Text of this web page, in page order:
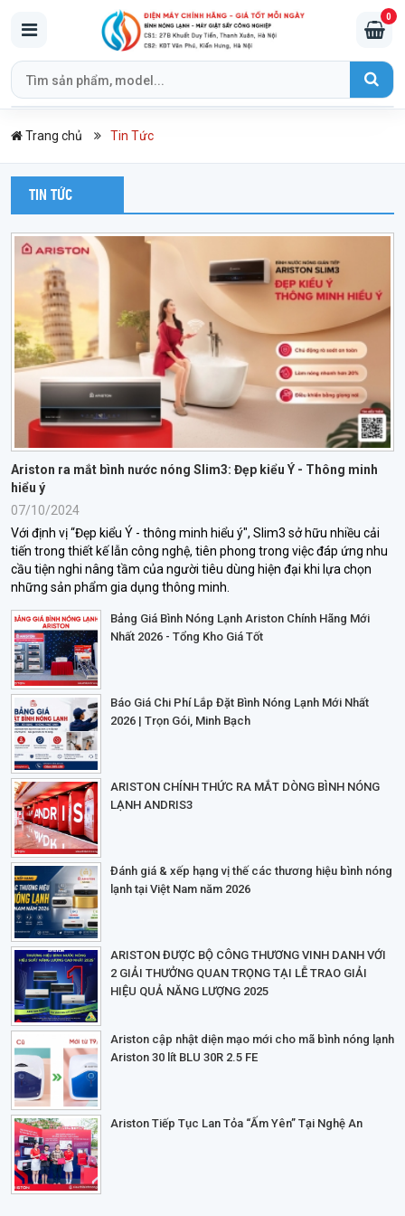
0
Trang chủ Tin Tức
TIN TỨC
Ariston ra mắt bình nước nóng Slim3: Đẹp kiểu Ý - Thông minh
hiểu ý
07/10/2024
Với định vị “Đẹp kiểu Ý - thông minh hiểu ý", Slim3 sở hữu nhiều cải
tiến trong thiết kế lẫn công nghệ, tiên phong trong việc đáp ứng nhu
cầu tiện nghi nâng tầm của người tiêu dùng hiện đại khi lựa chọn
những sản phẩm gia dụng thông minh.
Bảng Giá Bình Nóng Lạnh Ariston Chính Hãng Mới
Nhất 2026 - Tổng Kho Giá Tốt
Báo Giá Chi Phí Lắp Đặt Bình Nóng Lạnh Mới Nhất
2026 | Trọn Gói, Minh Bạch
ARISTON CHÍNH THỨC RA MẮT DÒNG BÌNH NÓNG
LẠNH ANDRIS3
Đánh giá & xếp hạng vị thế các thương hiệu bình nóng
lạnh tại Việt Nam năm 2026
ARISTON ĐƯỢC BỘ CÔNG THƯƠNG VINH DANH VỚI
2 GIẢI THƯỞNG QUAN TRỌNG TẠI LỄ TRAO GIẢI
HIỆU QUẢ NĂNG LƯỢNG 2025
Ariston cập nhật diện mạo mới cho mã bình nóng lạnh
Ariston 30 lít BLU 30R 2.5 FE
Ariston Tiếp Tục Lan Tỏa “Ấm Yên” Tại Nghệ An